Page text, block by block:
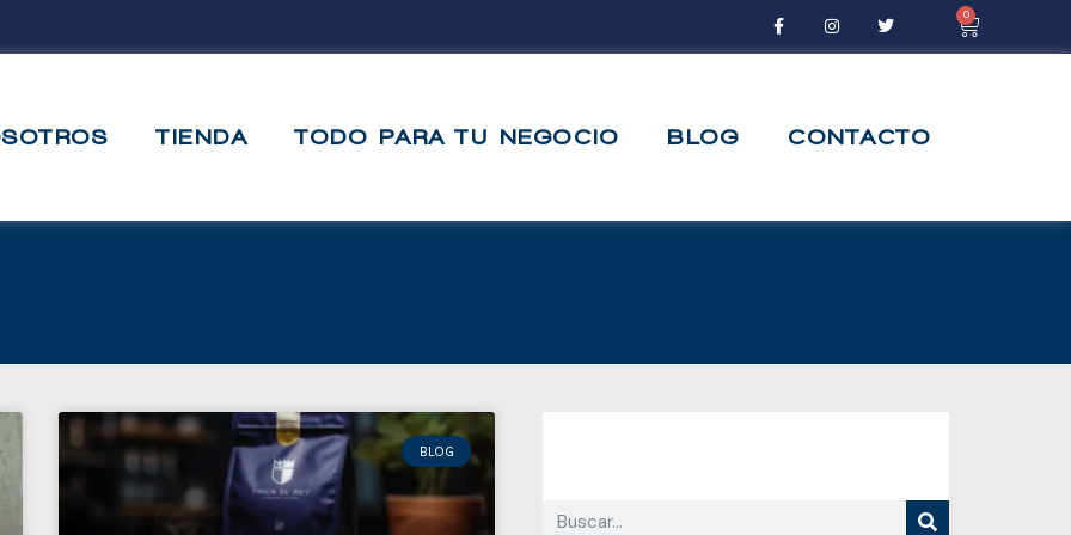
0
TIENDA TODO PARA TU NEGOCIO BLOG CONTACTO
BLOG